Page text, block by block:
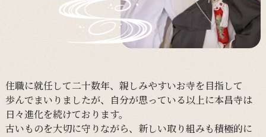
住職に就任して二十数年、 親しみやすいお寺を目指して
歩んでまいりましたが、 自分が思っている以上に本昌寺は
日々進化を続けております。
古いものを大切に守りながら、 新しい取り組みも積極的に